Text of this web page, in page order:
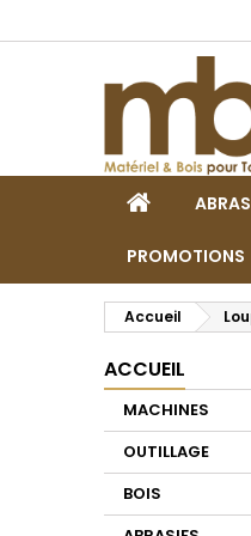
ACCUEIL
PROMOTIONS
Accueil
ACCUEIL
MACHINES
OUTILLAGE
BOIS